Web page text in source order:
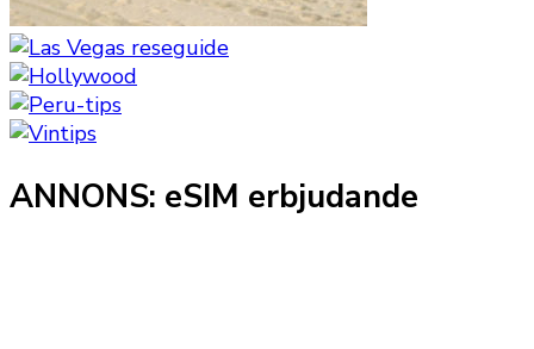
ANNONS: eSIM erbjudande